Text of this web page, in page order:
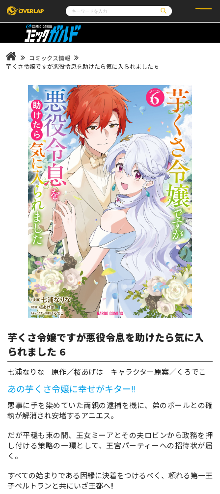
コミック
LiQulle
ラブパルフェ
ライトノベル
ロサージュノベルス
その他
ゲーム
通販・NEWS
企業
会社概要
採用情報
アクセス
オーバーラップホールディングス
お問い合わせはこちら
オーバーラップ文庫
オーバーラップノベルス
オーバーラップノベルスf
ロサージュノベルス
コミックガルド
コミッククリエ
コミックエッセイ
閉じる
コミックス情報
芋くさ令嬢ですが悪役令息を助けたら気に入られました 6
芋くさ令嬢ですが悪役令息を助けたら気に入
られました 6
七浦なりな 原作／桜あげは キャラクター原案／くろでこ
あの芋くさ令嬢に幸せがキター!!
悪事に手を染めていた両親の逮捕を機に、弟のポールとの確
執が解消され安堵するアニエス。
だが平穏も束の間、王女ミーアとその夫ロビンから政務を押
し付ける策略の一環として、王宮パーティーへの招待状が届
く。
すべての始まりである因縁に決着をつけるべく、頼れる第一王
子ベルトランと共にいざ王都へ!!